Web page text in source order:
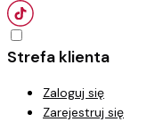
Strefa klienta
Zaloguj się
Zarejestruj się